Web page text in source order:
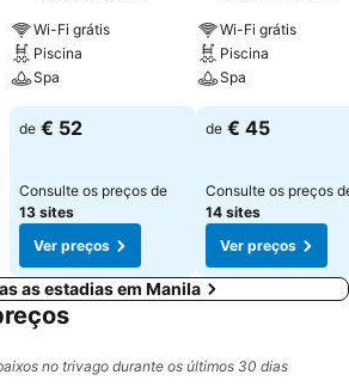
Wi-Fi grátis
Piscina
Spa
de € 52
Consulte os preços de
13 sites
Ver preços
Wi-Fi grátis
Piscina
Spa
de € 45
Consulte os preços
14 sites
Ver preços
as estadias em Manila
no trivago durante os últimos 30 dias